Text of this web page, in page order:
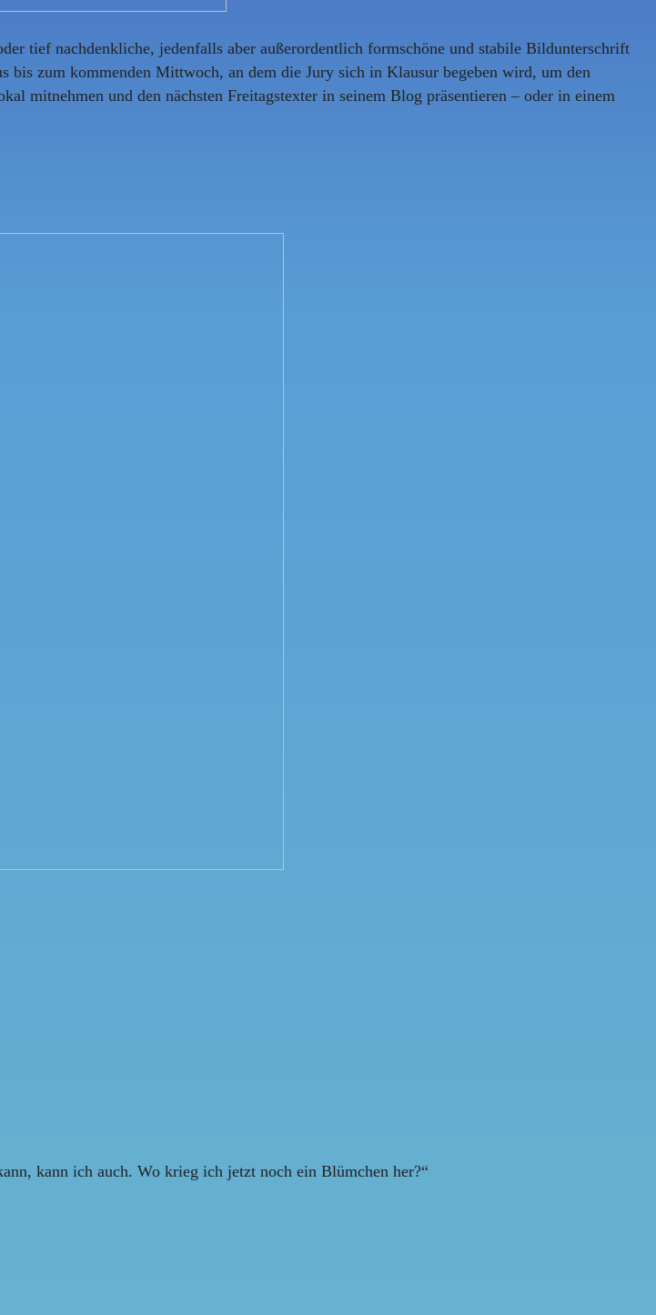
tief nachdenkliche, jedenfalls aber außerordentlich formschöne und stabile Bildunterschrift
bis zum kommenden Mittwoch, an dem die Jury sich in Klausur begeben wird, um den
mitnehmen und den nächsten Freitagstexter in seinem Blog präsentieren – oder in einem
kann ich auch. Wo krieg ich jetzt noch ein Blümchen her?“